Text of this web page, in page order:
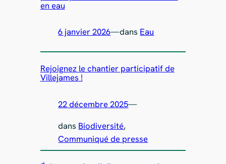
en eau
6 janvier 2026—dans Eau
Rejoignez le chantier participatif de
Villejames !
22 décembre 2025—
dans Biodiversité
Communiqué de presse